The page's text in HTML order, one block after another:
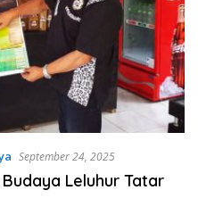
September 24, 2025
Leluhur Tatar